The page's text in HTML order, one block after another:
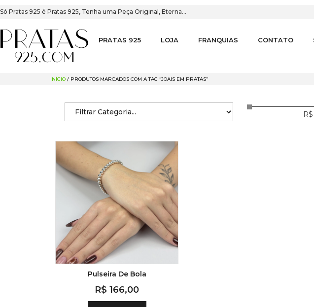
Só Pratas 925 é Pratas 925, Tenha uma Peça Original, Eterna…
PRATAS 925 LOJA FRANQUIAS CONTATO
INÍCIO / PRODUTOS MARCADOS COM A TAG “JOAIS EM PRATAS”
R$
Pulseira De Bola
R$ 166,00